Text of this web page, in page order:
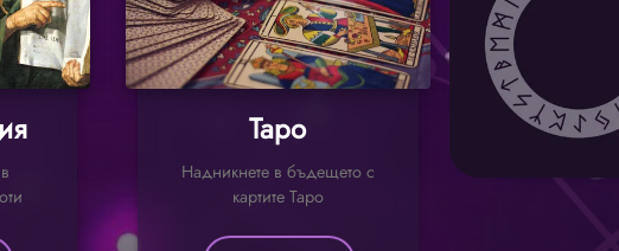
Таро
Надникнете в бъдещето с
картите Таро